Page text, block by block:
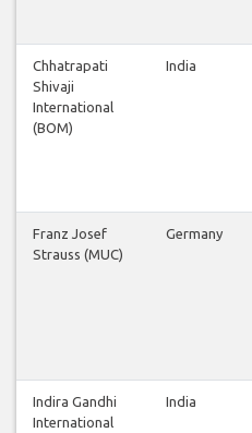
Chhatrapati
Shivaji
International
(BOM)
India
Franz Josef
Strauss (MUC)
Germany
Indira Gandhi
International
India